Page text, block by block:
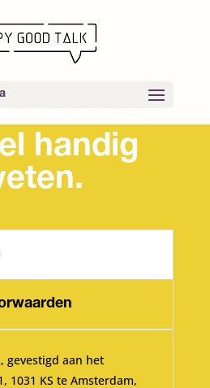
handig
gevestigd aan het
1031 KS te Amsterdam,